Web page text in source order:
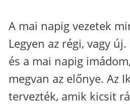
A mai napig vezetek
Legyen az régi, vagy
és a mai napig
megvan az előnye. Az
tervezték, amik kicsit